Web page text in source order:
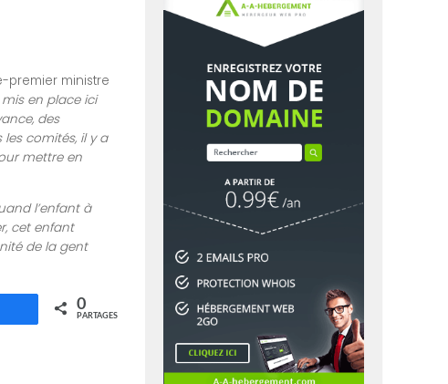
premier ministre
mis en place ici
des
comités, il y a
mettre en
l’enfant à
cet enfant
de la gent
0
PARTAGES